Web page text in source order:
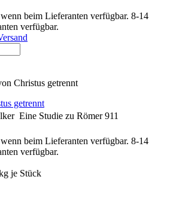
8-14
verfügbar.
getrennt
 Eine Studie zu Römer 911
8-14
verfügbar.
je Stück